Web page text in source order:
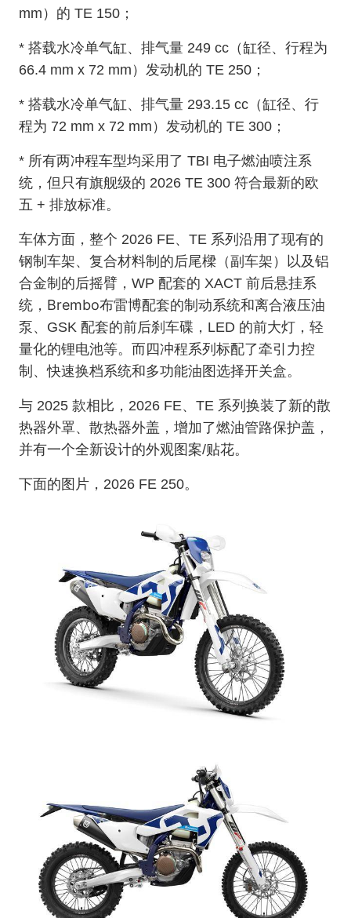
mm）的 TE 150；
* 搭载水冷单气缸、排气量 249 cc（缸径、行程为
66.4 mm x 72 mm）发动机的 TE 250；
* 搭载水冷单气缸、排气量 293.15 cc（缸径、行
程为 72 mm x 72 mm）发动机的 TE 300；
* 所有两冲程车型均采用了 TBI 电子燃油喷注系
统，但只有旗舰级的 2026 TE 300 符合最新的欧
五 + 排放标准。
车体方面，整个 2026 FE、TE 系列沿用了现有的
钢制车架、 复合材料制的后尾樑（副车架 ）以及铝
合金制的后摇臂，WP 配套的 XACT 前后悬挂系
统， Brembo布雷博配套的制动系统和离合液压油
泵、GSK 配套的前后刹车碟，LED 的前大灯，轻
量化的锂电池等。而四冲程系列标配了牵引力控
制、快速换档系统和多功能油图选择开关盒。
与 2025 款相比，2026 FE、TE 系列换装了新的散
热器外罩、散热器外盖，增加了燃油管路保护盖，
并有一个全新设计的外观图案/贴花。
下面的图片，2026 FE 250。